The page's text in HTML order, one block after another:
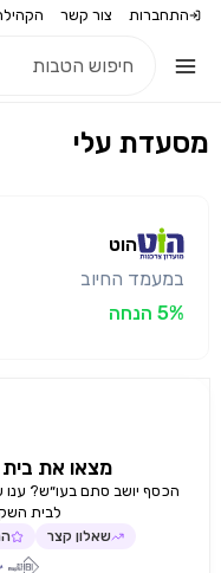
התחברות צור קשר
מסעדת עלי
הוט
במעמד החיוב
5% הנחה
מצאו את
הכסף יושב סתם בעו״ש? ענו
לבית
שאלון קצר